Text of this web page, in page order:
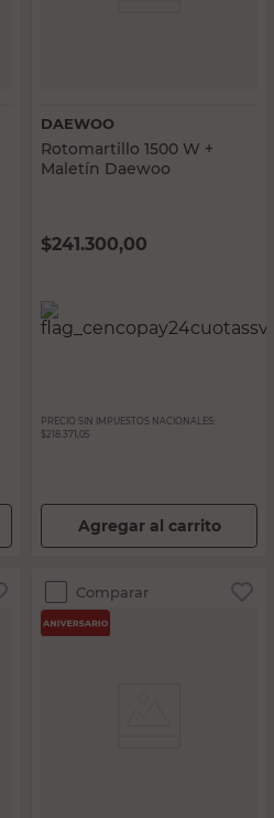
DAEWOO
Rotomartillo 1500 W +
Maletín Daewoo
$241.300,00
PRECIO SIN IMPUESTOS NACIONALES:
$218.371,05
Agregar al carrito
Comparar